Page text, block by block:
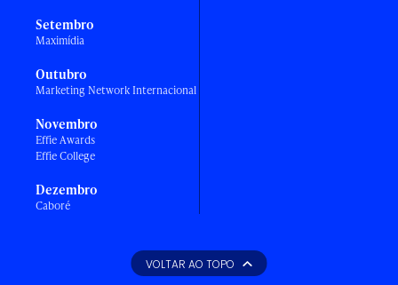
Setembro
Maximídia
Outubro
Marketing Network Internacional
Novembro
Effie Awards
Effie College
Dezembro
Caboré
VOLTAR AO TOPO